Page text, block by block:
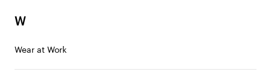
W
Wear at Work